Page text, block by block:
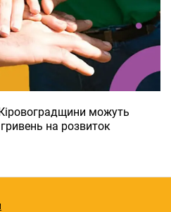
Кіровоградщини можуть
на розвиток